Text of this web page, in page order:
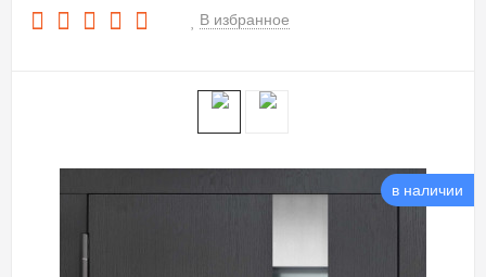
В избранное
в наличии